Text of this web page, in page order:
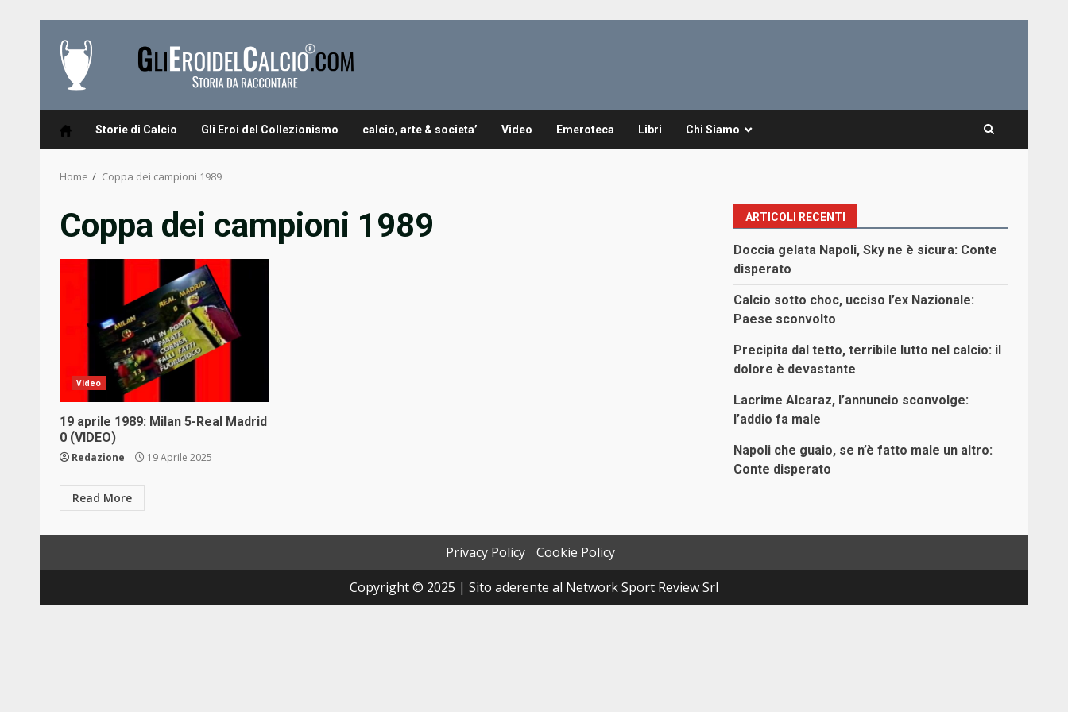
content
Storie di Calcio Gli Eroi del Collezionismo calcio, arte & societa’ Video Emeroteca Libri Chi Siamo
Home Coppa dei campioni 1989
Coppa dei campioni 1989
Video
19 aprile 1989: Milan 5-Real Madrid
0 (VIDEO)
Redazione 19 Aprile 2025
Read More
ARTICOLI RECENTI
Doccia gelata Napoli, Sky ne è sicura: Conte
disperato
Calcio sotto choc, ucciso l’ex Nazionale:
Paese sconvolto
Precipita dal tetto, terribile lutto nel calcio: il
dolore è devastante
Lacrime Alcaraz, l’annuncio sconvolge:
l’addio fa male
Napoli che guaio, se n’è fatto male un altro:
Conte disperato
Privacy Policy
Cookie Policy
Copyright © 2025 | Sito aderente al Network Sport Review Srl